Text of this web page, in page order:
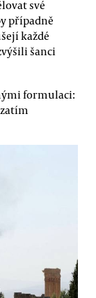
své
případně
každé
šanci
formulaci: